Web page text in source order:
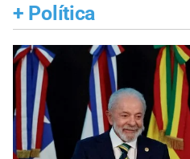
+ Política